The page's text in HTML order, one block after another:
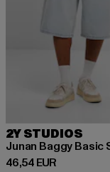
2Y STUDIOS
Junan Baggy Basic
46,54 EUR
Derzeitiger Preis: